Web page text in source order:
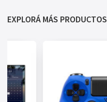
EXPLORÁ MÁS PRODUCTOS